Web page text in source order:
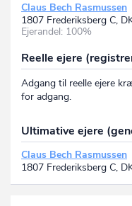
Claus Bech Rasmussen
1807 Frederiksberg C,
Ejerandel: 100%
Reelle ejere
Adgang til reelle ejere
for adgang.
Ultimative ejere
Claus Bech Rasmussen
1807 Frederiksberg C,